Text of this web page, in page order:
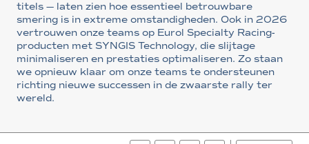
titels — laten zien hoe essentieel betrouwbare
smering is in extreme omstandigheden. Ook in 2026
vertrouwen onze teams op Eurol Specialty Racing-
producten met SYNGIS Technology, die slijtage
minimaliseren en prestaties optimaliseren. Zo staan
we opnieuw klaar om onze teams te ondersteunen
richting nieuwe successen in de zwaarste rally ter
wereld.